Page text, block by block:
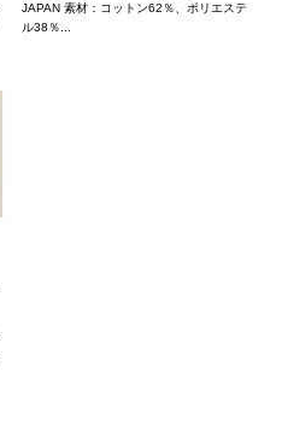
JAPAN 素材：コットン62％、ポリエステ
ル38％...